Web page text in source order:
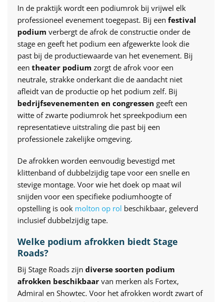
In de praktijk wordt een podiumrok bij vrijwel elk
professioneel evenement toegepast. Bij een festival
podium verbergt de afrok de constructie onder de
stage en geeft het podium een afgewerkte look die
past bij de productiewaarde van het evenement. Bij
een theater podium zorgt de afrok voor een
neutrale, strakke onderkant die de aandacht niet
afleidt van de productie op het podium zelf. Bij
bedrijfsevenementen en congressen geeft een
witte of zwarte podiumrok het spreekpodium een
representatieve uitstraling die past bij een
professionele zakelijke omgeving.
De afrokken worden eenvoudig bevestigd met
klittenband of dubbelzijdig tape voor een snelle en
stevige montage. Voor wie het doek op maat wil
snijden voor een specifieke podiumhoogte of
opstelling is ook molton op rol beschikbaar, geleverd
inclusief dubbelzijdig tape.
Welke podium afrokken biedt Stage
Roads?
Bij Stage Roads zijn diverse soorten podium
afrokken beschikbaar van merken als Fortex,
Admiral en Showtec. Voor het afrokken wordt zwart of